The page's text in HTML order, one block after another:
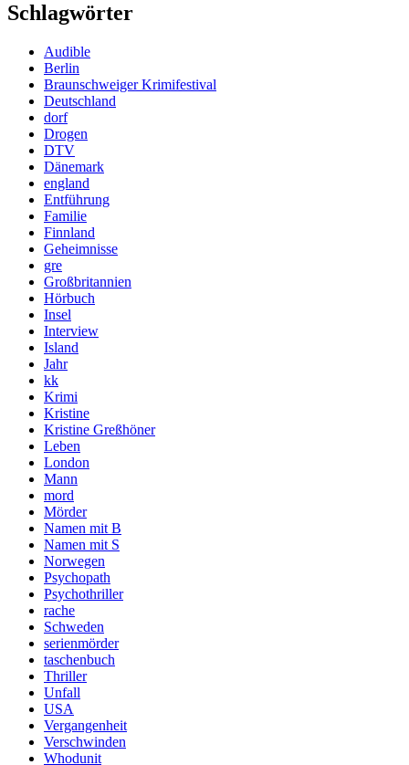
Schlagwörter
Audible
Berlin
Braunschweiger Krimifestival
Deutschland
dorf
Drogen
DTV
Dänemark
england
Entführung
Familie
Finnland
Geheimnisse
gre
Großbritannien
Hörbuch
Insel
Interview
Island
Jahr
kk
Krimi
Kristine
Kristine Greßhöner
Leben
London
Mann
mord
Mörder
Namen mit B
Namen mit S
Norwegen
Psychopath
Psychothriller
rache
Schweden
serienmörder
taschenbuch
Thriller
Unfall
USA
Vergangenheit
Verschwinden
Whodunit